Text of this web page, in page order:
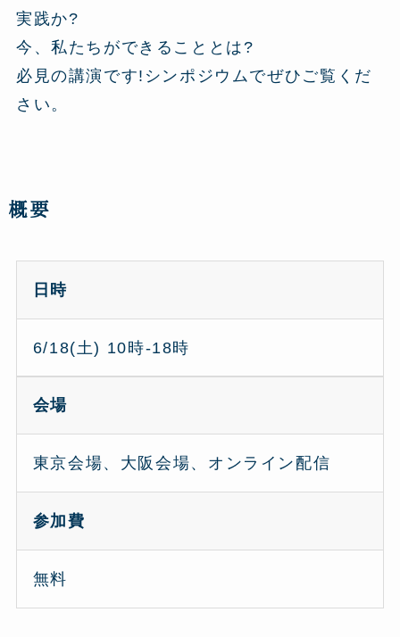
実践か?
今、私たちができることとは?
必見の講演です!シンポジウムでぜひご覧くだ
さい。
概要
日時
6/18(土) 10時-18時
会場
東京会場、大阪会場、オンライン配信
参加費
無料